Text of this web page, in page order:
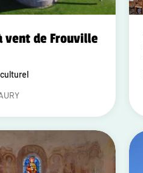
vent de Frouville